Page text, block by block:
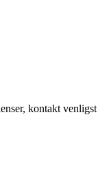
kontakt venligst